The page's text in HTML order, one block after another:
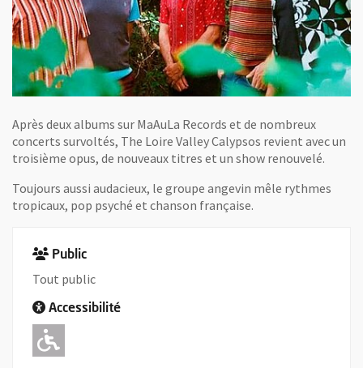
Après deux albums sur MaAuLa Records et de nombreux
concerts survoltés, The Loire Valley Calypsos revient avec un
troisième opus, de nouveaux titres et un show renouvelé.
Toujours aussi audacieux, le groupe angevin mêle rythmes
tropicaux, pop psyché et chanson française.
Public
Tout public
Accessibilité
Adapté pour l'handicap Moteur